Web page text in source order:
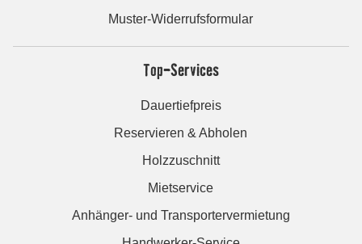
Muster-Widerrufsformular
Top-Services
Dauertiefpreis
Reservieren & Abholen
Holzzuschnitt
Mietservice
Anhänger- und Transportervermietung